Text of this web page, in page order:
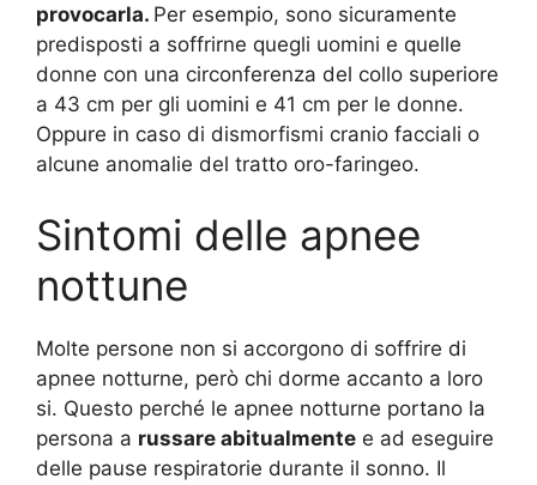
provocarla. Per esempio, sono sicuramente
predisposti a soffrirne quegli uomini e quelle
donne con una circonferenza del collo superiore
a 43 cm per gli uomini e 41 cm per le donne.
Oppure in caso di dismorfismi cranio facciali o
alcune anomalie del tratto oro-faringeo.
Sintomi delle apnee
nottune
Molte persone non si accorgono di soffrire di
apnee notturne, però chi dorme accanto a loro
si. Questo perché le apnee notturne portano la
persona a russare abitualmente e ad eseguire
delle pause respiratorie durante il sonno. Il